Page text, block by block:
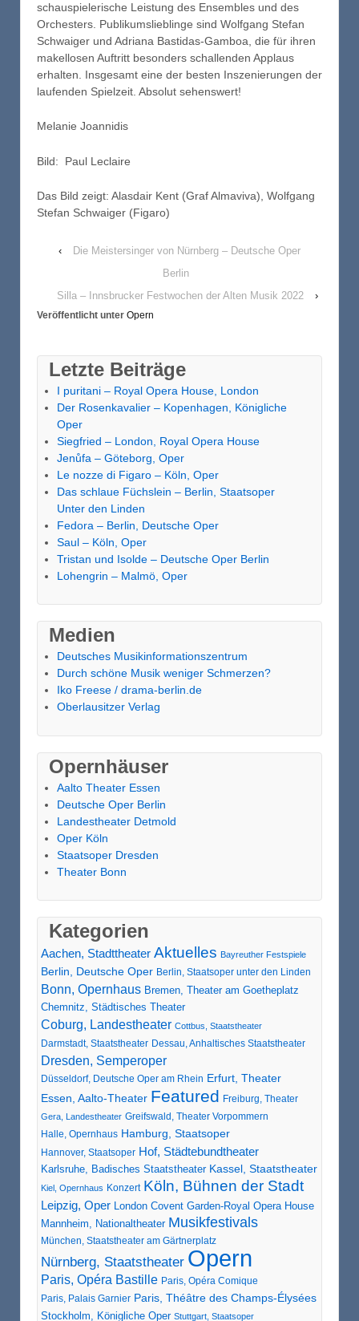
schauspielerische Leistung des Ensembles und des
Orchesters. Publikumslieblinge sind Wolfgang Stefan
Schwaiger und Adriana Bastidas-Gamboa, die für ihren
makellosen Auftritt besonders schallenden Applaus
erhalten. Insgesamt eine der besten Inszenierungen der
laufenden Spielzeit. Absolut sehenswert!
Melanie Joannidis
Bild: Paul Leclaire
Das Bild zeigt: Alasdair Kent (Graf Almaviva), Wolfgang
Stefan Schwaiger (Figaro)
‹
Die Meistersinger von Nürnberg – Deutsche Oper
Berlin
Silla – Innsbrucker Festwochen der Alten Musik 2022
›
Veröffentlicht unter Opern
Letzte Beiträge
I puritani – Royal Opera House, London
Der Rosenkavalier – Kopenhagen, Königliche
Oper
Siegfried – London, Royal Opera House
Jenůfa – Göteborg, Oper
Le nozze di Figaro – Köln, Oper
Das schlaue Füchslein – Berlin, Staatsoper
Unter den Linden
Fedora – Berlin, Deutsche Oper
Saul – Köln, Oper
Tristan und Isolde – Deutsche Oper Berlin
Lohengrin – Malmö, Oper
Medien
Deutsches Musikinformationszentrum
Durch schöne Musik weniger Schmerzen?
Iko Freese / drama-berlin.de
Oberlausitzer Verlag
Opernhäuser
Aalto Theater Essen
Deutsche Oper Berlin
Landestheater Detmold
Oper Köln
Staatsoper Dresden
Theater Bonn
Kategorien
Aachen, Stadttheater Aktuelles Bayreuther Festspiele
Berlin, Deutsche Oper Berlin, Staatsoper unter den Linden
Bonn, Opernhaus Bremen, Theater am Goetheplatz
Chemnitz, Städtisches Theater
Coburg, Landestheater Cottbus, Staatstheater
Darmstadt, Staatstheater Dessau, Anhaltisches Staatstheater
Dresden, Semperoper
Düsseldorf, Deutsche Oper am Rhein Erfurt, Theater
Essen, Aalto-Theater Featured Freiburg, Theater
Gera, Landestheater Greifswald, Theater Vorpommern
Halle, Opernhaus Hamburg, Staatsoper
Hannover, Staatsoper Hof, Städtebundtheater
Karlsruhe, Badisches Staatstheater Kassel, Staatstheater
Kiel, Opernhaus Konzert Köln, Bühnen der Stadt
Leipzig, Oper London Covent Garden-Royal Opera House
Mannheim, Nationaltheater Musikfestivals
München, Staatstheater am Gärtnerplatz
Nürnberg, Staatstheater Opern
Paris, Opéra Bastille Paris, Opéra Comique
Paris, Palais Garnier Paris, Théâtre des Champs-Élysées
Stockholm, Königliche Oper Stuttgart, Staatsoper